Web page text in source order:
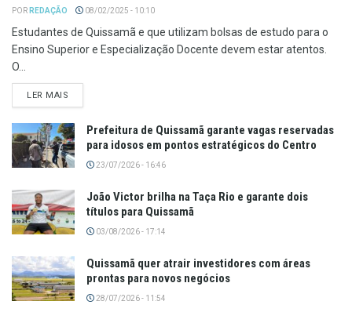
POR REDAÇÃO 08/02/2025 - 10:10
Estudantes de Quissamã e que utilizam bolsas de estudo para o
Ensino Superior e Especialização Docente devem estar atentos.
O...
LER MAIS
Prefeitura de Quissamã garante vagas reservadas
para idosos em pontos estratégicos do Centro
23/07/2026 - 16:46
João Victor brilha na Taça Rio e garante dois
títulos para Quissamã
03/08/2026 - 17:14
Quissamã quer atrair investidores com áreas
prontas para novos negócios
28/07/2026 - 11:54